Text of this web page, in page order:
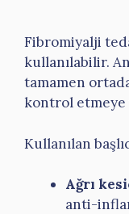
Fibromiyalji
kullanılabilir.
tamamen
kontrol etmeye
Kullanılan
Ağrı
anti-